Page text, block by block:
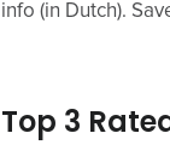
info (in Dutch).
Top 3